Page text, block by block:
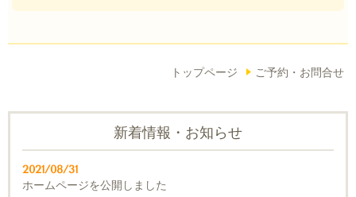
トップページ ご予約・お問合せ
新着情報・お知らせ
2021/08/31
ホームページを公開しました